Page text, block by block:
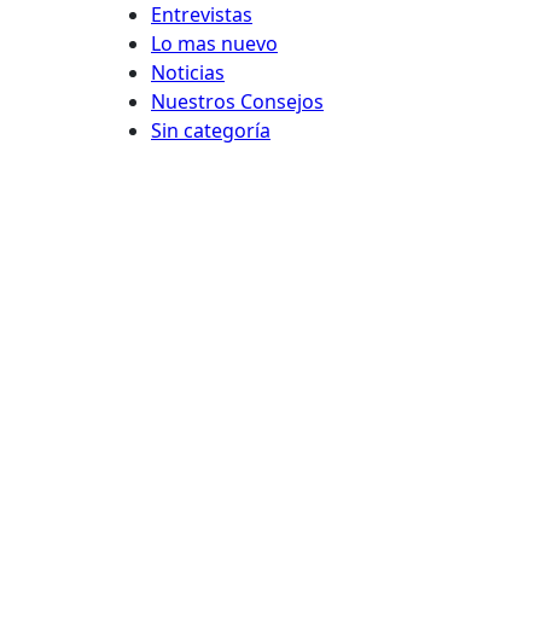
Entrevistas
Lo mas nuevo
Noticias
Nuestros Consejos
Sin categoría